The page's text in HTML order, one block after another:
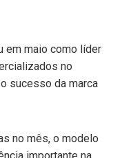
em maio como líder
no
sucesso da marca
no mês, o modelo